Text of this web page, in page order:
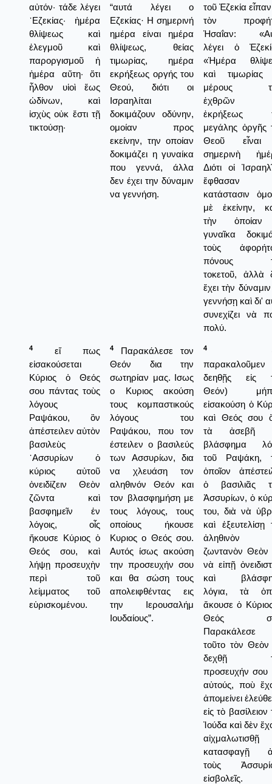
αὐτόν· τάδε λέγει
᾿Εζεκίας· ἡμέρα
θλίψεως καὶ
ἐλεγμοῦ καὶ
παροργισμοῦ ἡ
ἡμέρα αὕτη· ὅτι
ἦλθον υἱοὶ ἕως
ὠδίνων, καὶ
ἰσχὺς οὐκ ἔστι τῇ
τικτούσῃ·
“αυτά λέγει ο
Εζεκίας· Η σημερινή
ημέρα είναι ημέρα
θλίψεως, θείας
τιμωρίας, ημέρα
εκρήξεως οργής του
Θεού, διότι οι
Ισραηλίται
δοκιμάζουν οδύνην,
ομοίαν προς
εκείνην, την οποίαν
δοκιμάζει η γυναίκα
που γεννά, άλλα
δεν έχει την δύναμιν
να γεννήση.
τοῦ Ἐζεκία εἶπαν
τὸν
Ἡσαΐαν:
λέγει ὁ
«Ἡμέρα
καὶ τιμωρίας
μέρους
ἐχθρῶν
ἐκρήξεως
μεγάλης ὀργῆς
Θεοῦ
σημερινὴ
Διότι οἱ
ἔφθασαν
κατάστασιν
μὲ ἐκείνην,
τὴν
γυναῖκα
τοὺς
πόνους
τοκετοῦ, ἀλλὰ
ἔχει τὴν
γεννήσῃ καὶ δι'
συνεχίζει νὰ
πολύ.
4
εἴ πως
εἰσακούσεται
Κύριος ὁ Θεός
σου πάντας τοὺς
λόγους
Ραψάκου, ὃν
ἀπέστειλεν αὐτὸν
βασιλεὺς
᾿Ασσυρίων ὁ
κύριος αὐτοῦ
ὀνειδίζειν Θεὸν
ζῶντα καὶ
βασφημεῖν ἐν
λόγοις, οἷς
ἤκουσε Κύριος ὁ
Θεός σου, καὶ
λήψῃ προσευχὴν
περὶ τοῦ
λείμματος τοῦ
εὑρισκομένου.
4
Παρακάλεσε τον
Θεόν δια την
σωτηρίαν μας. Ισως
ο Κυριος ακούση
τους κομπαστικούς
λόγους του
Ραψάκου, που τον
έστειλεν ο βασιλεύς
των Ασσυρίων, δια
να χλευάση τον
αληθινόν Θεόν και
τον βλασφημήση με
τους λόγους, τους
οποίους ήκουσε
Κυριος ο Θεός σου.
Αυτός ίσως ακούση
την προσευχήν σου
και θα σώση τους
απολειφθέντας εις
την Ιερουσαλήμ
Ιουδαίους”.
4
δεηθῇς εἰς
Θεόν)
εἰσακούση ὁ
καὶ Θεός σου
τὰ ἀσεβῆ
βλάσφημα
τοῦ Ραψάκη,
ὁποῖον
ὁ βασιλιᾶς
Ἀσσυρίων, ὁ
του, διὰ νὰ
καὶ ἐξευτελίσῃ
ἀληθινὸν
ζωντανὸν Θεὸν
νὰ εἰπῇ
καὶ
λόγια, τὰ
ἄκουσε ὁ
Θεός
Παρακάλεσε
τοῦτο τὸν
δεχθῇ
προσευχήν σου
αὐτούς, ποὺ
ἀπομείνει
εἰς τὸ βασίλειον
Ἰούδα καὶ δὲν
κατασφαγῇ
τοὺς
εἰσβολεῖς.